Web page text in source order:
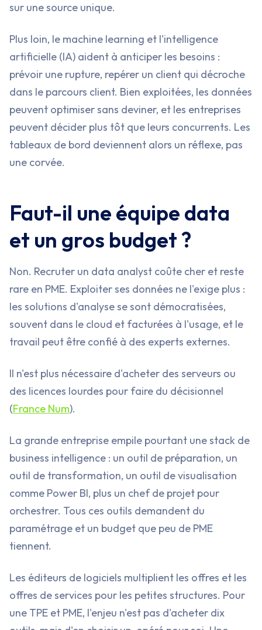
sur une source unique.
Plus loin, le machine learning et l'intelligence
artificielle (IA) aident à anticiper les besoins :
prévoir une rupture, repérer un client qui décroche
dans le parcours client. Bien exploitées, les données
peuvent optimiser sans deviner, et les entreprises
peuvent décider plus tôt que leurs concurrents. Les
tableaux de bord deviennent alors un réflexe, pas
une corvée.
Faut-il une équipe data
et un gros budget ?
Non. Recruter un data analyst coûte cher et reste
rare en PME. Exploiter ses données ne l'exige plus :
les solutions d'analyse se sont démocratisées,
souvent dans le cloud et facturées à l'usage, et le
travail peut être confié à des experts externes.
Il n'est plus nécessaire d'acheter des serveurs ou
des licences lourdes pour faire du décisionnel
(France Num).
La grande entreprise empile pourtant une stack de
business intelligence : un outil de préparation, un
outil de transformation, un outil de visualisation
comme Power BI, plus un chef de projet pour
orchestrer. Tous ces outils demandent du
paramétrage et un budget que peu de PME
tiennent.
Les éditeurs de logiciels multiplient les offres et les
offres de services pour les petites structures. Pour
une TPE et PME, l'enjeu n'est pas d'acheter dix